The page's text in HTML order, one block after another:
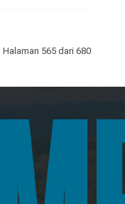
Halaman 565 dari 680